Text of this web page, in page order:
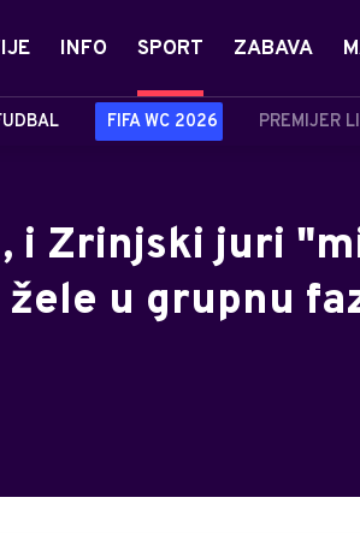
INFO SPORT
FIFA WC 2026 PREMIJER
ZABAVA
i Zrinjski juri
u grupnu